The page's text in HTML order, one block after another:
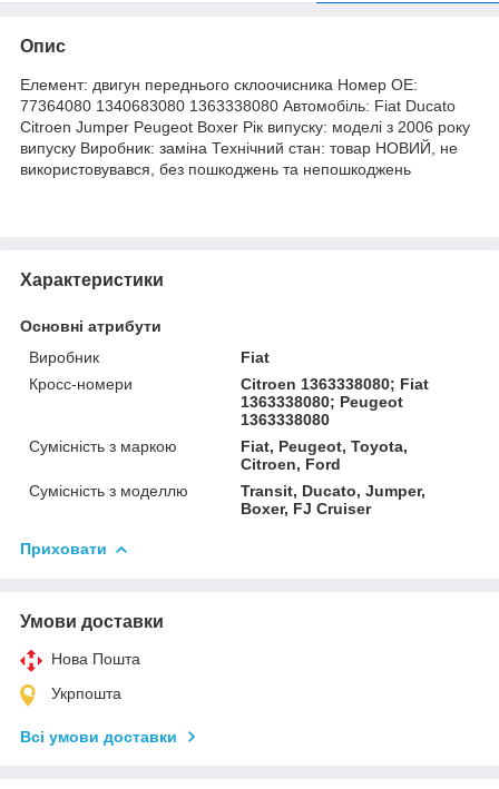
Опис
Елемент: двигун переднього склоочисника Номер OE:
77364080 1340683080 1363338080 Автомобіль: Fiat Ducato
Citroen Jumper Peugeot Boxer Рік випуску: моделі з 2006 року
випуску Виробник: заміна Технічний стан: товар НОВИЙ, не
використовувався, без пошкоджень та непошкоджень
Характеристики
Основні атрибути
Виробник
Fiat
Кросс-номери
Citroen 1363338080; Fiat
1363338080; Peugeot
1363338080
Сумісність з маркою
Fiat, Peugeot, Toyota,
Citroen, Ford
Сумісність з моделлю
Transit, Ducato, Jumper,
Boxer, FJ Cruiser
Приховати
Умови доставки
Нова Пошта
Укрпошта
Всі умови доставки